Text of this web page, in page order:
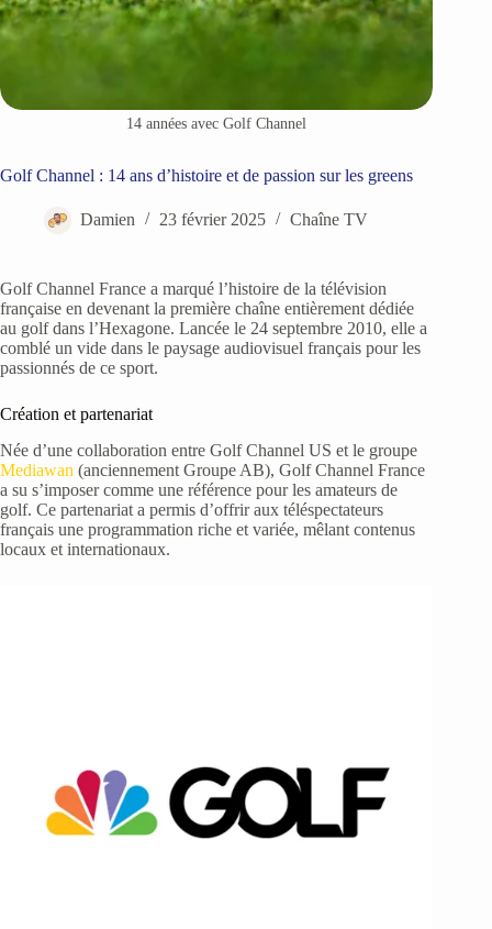
14 années avec Golf Channel
Golf Channel : 14 ans d’histoire et de passion sur les greens
Damien 23 février 2025 Chaîne TV
Golf Channel France a marqué l’histoire de la télévision
française en devenant la première chaîne entièrement dédiée
au golf dans l’Hexagone. Lancée le 24 septembre 2010, elle a
comblé un vide dans le paysage audiovisuel français pour les
passionnés de ce sport.
Création et partenariat
Née d’une collaboration entre Golf Channel US et le groupe
Mediawan (anciennement Groupe AB), Golf Channel France
a su s’imposer comme une référence pour les amateurs de
golf. Ce partenariat a permis d’offrir aux téléspectateurs
français une programmation riche et variée, mêlant contenus
locaux et internationaux.